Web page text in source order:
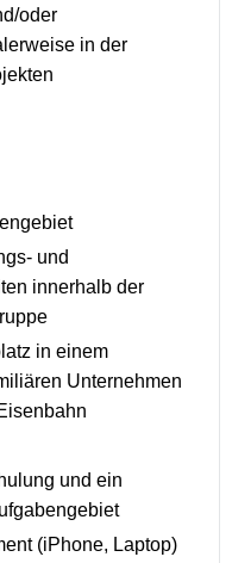
oder
in der
und
innerhalb der
in einem
Unternehmen
und ein
(iPhone, Laptop)